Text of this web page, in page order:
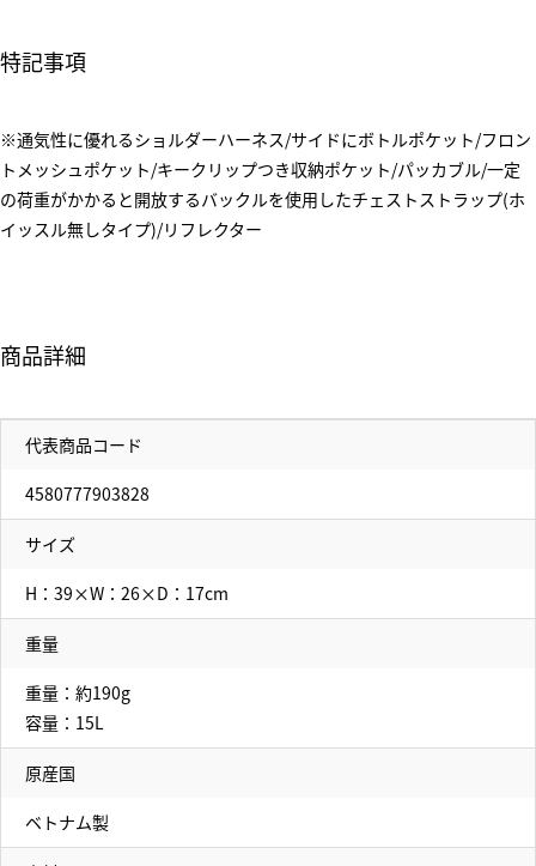
特記事項
※通気性に優れるショルダーハーネス/サイドにボトルポケット/フロン
トメッシュポケット/キークリップつき収納ポケット/パッカブル/一定
の荷重がかかると開放するバックルを使用したチェストストラップ(ホ
イッスル無しタイプ)/リフレクター
商品詳細
代表商品コード
4580777903828
サイズ
H：39×W：26×D：17cm
重量
重量：約190g
容量：15L
原産国
ベトナム製